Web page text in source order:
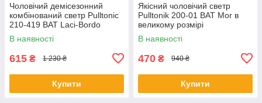
Чоловічий демісезонний
комбінований светр Pulltonic
210-419 BAT Laci-Bordo
великого розміру
В наявності
615 ₴ 1 230 ₴
Купити
Якісний чоловічий светр
Pulltonik 200-01 BAT Mor в
великому розмірі
В наявності
470 ₴ 940 ₴
Купити